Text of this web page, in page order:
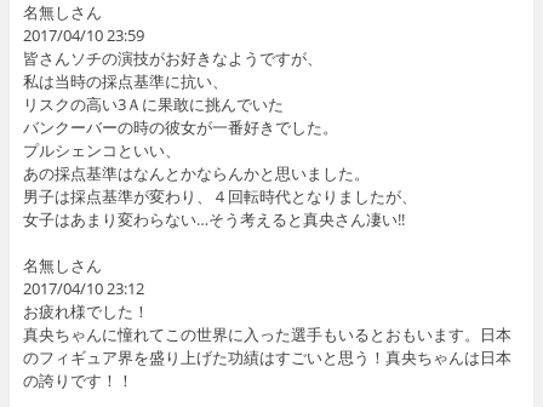
名無しさん
2017/04/10 23:59
皆さんソチの演技がお好きなようですが、
私は当時の採点基準に抗い、
リスクの高い3Ａに果敢に挑んでいた
バンクーバーの時の彼女が一番好きでした。
プルシェンコといい、
あの採点基準はなんとかならんかと思いました。
男子は採点基準が変わり、４回転時代となりましたが、
女子はあまり変わらない…そう考えると真央さん凄い!!
名無しさん
2017/04/10 23:12
お疲れ様でした！
真央ちゃんに憧れてこの世界に入った選手もいるとおもいます。日本
のフィギュア界を盛り上げた功績はすごいと思う！真央ちゃんは日本
の誇りです！！